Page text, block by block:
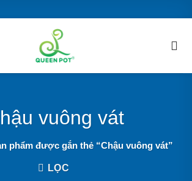
vuông vát
phẩm được gắn thẻ “Chậu vuông vát”
LỌC